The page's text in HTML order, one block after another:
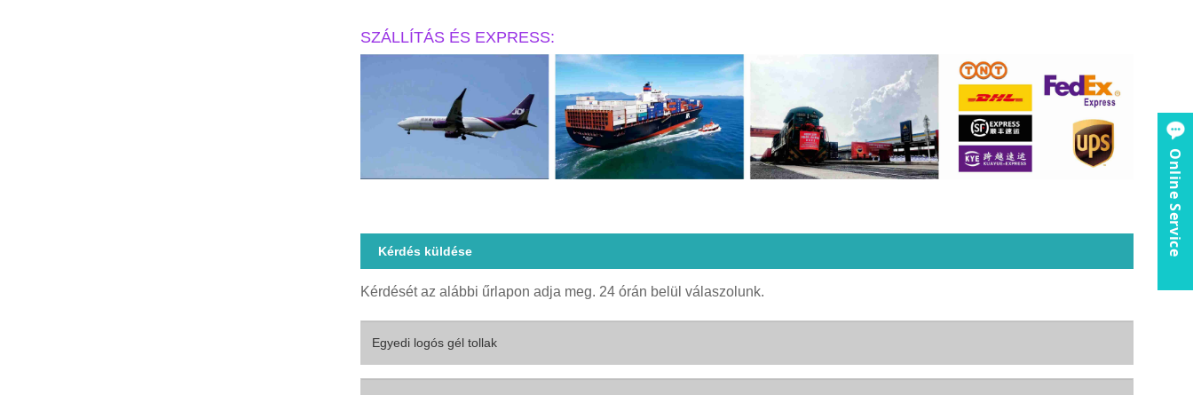
SZÁLLÍTÁS ÉS EXPRESS:
Kérdés küldése
Kérdését az alábbi űrlapon adja meg. 24 órán belül válaszolunk.
Online Service